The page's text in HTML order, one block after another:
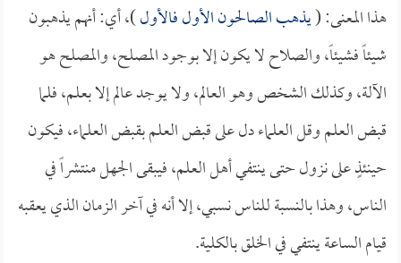
هذا المعنى: (يذهب الصالحون الأول فالأول)، أي: أنهم يذهبون
شيئاً فشيئاً، والصلاح لا يكون إلا بوجود المصلح، والمصلح هو
الآلة، وكذلك الشخص وهو العالم، ولا يوجد عالم إلا بعلم، فلما
قبض العلم وقل العلماء دل على قبض العلم بقبض العلماء، فيكون
حينئذٍ على نزول حتى ينتفي أهل العلم، فيبقى الجهل منتشراً في
الناس، وهذا بالنسبة للناس نسبي، إلا أنه في آخر الزمان الذي يعقبه
قيام الساعة ينتفي في الخلق بالكلية.